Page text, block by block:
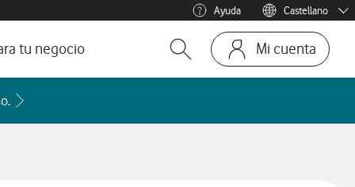
Ayuda
Menu idioma
Castellano
Català
tu negocio
Abrir buscador. Abre en
Mi cuenta
Ir a la pagina
Acceder a la FAQ Qué países incluye cada zona de roaming